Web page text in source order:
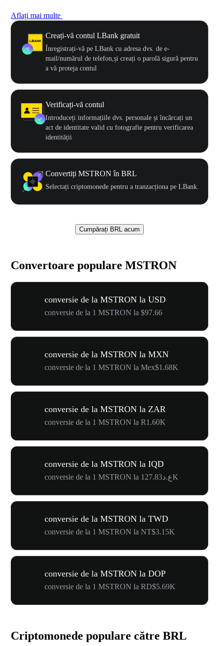
Aflați mai multe
Creați-vă contul LBank gratuit
Înregistrați-vă pe LBank cu adresa dvs. de e-
mail/numărul de telefon,și creați o parolă sigură pentru
a vă proteja contul
Verificați-vă contul
Introduceți informațiile dvs. personale și încărcați un
act de identitate valid cu fotografie pentru verificarea
identității
Convertiți MSTRON în BRL
Selectați criptomonede pentru a tranzacționa pe LBank.
Cumpărați BRL acum
Convertoare populare MSTRON
conversie de la MSTRON la USD
conversie de la 1 MSTRON la $97.66
conversie de la MSTRON la MXN
conversie de la 1 MSTRON la Mex$1.68K
conversie de la MSTRON la ZAR
conversie de la 1 MSTRON la R1.60K
conversie de la MSTRON la IQD
conversie de la 1 MSTRON la ع.د127.83K
conversie de la MSTRON la TWD
conversie de la 1 MSTRON la NT$3.15K
conversie de la MSTRON la DOP
conversie de la 1 MSTRON la RD$5.69K
Criptomonede populare către BRL